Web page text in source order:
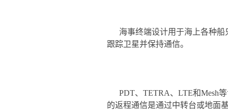
海事终端设计用于海上各种
跟踪卫星并保持通信。
PDT、TETRA、LTE和Mesh
的返程通信是通过中转台或地面